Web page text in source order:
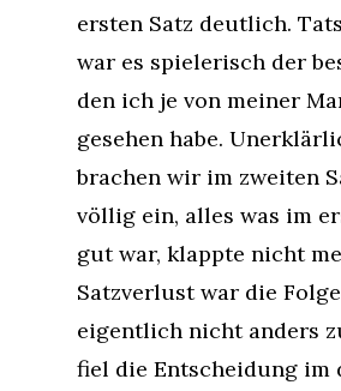
ersten Satz deutlich.
war es spielerisch der
den ich je von meiner
gesehen habe.
brachen wir im zweiten
völlig ein, alles was im
gut war, klappte nicht
Satzverlust war die
eigentlich nicht anders
fiel die Entscheidung im